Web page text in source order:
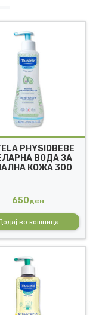
PHYSIOBEBE
ВОДА ЗА
КОЖА 300
650ден
во кошница